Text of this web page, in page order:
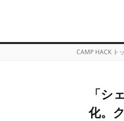
CAMP HACK ト
「シ
化。